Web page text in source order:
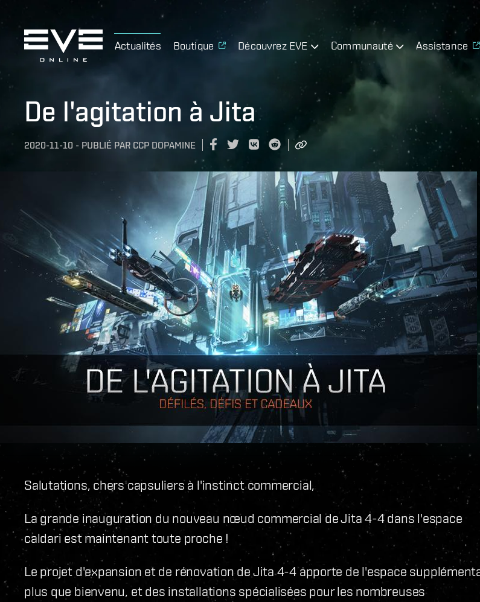
Actualités Boutique Découvrez EVE Communauté Assistance
De l'agitation à Jita
2020-11-10 - PUBLIÉ PAR CCP DOPAMINE
Salutations, chers capsuliers à l'instinct commercial,
La grande inauguration du nouveau nœud commercial de Jita 4-4 dans l'espace
caldari est maintenant toute proche !
Le projet d'expansion et de rénovation de Jita 4-4 apporte de l'espace
plus que bienvenu, et des installations spécialisées pour les nombreuses